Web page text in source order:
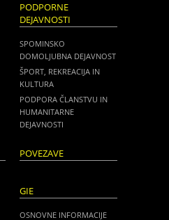
PODPORNE
DEJAVNOSTI
SPOMINSKO
DOMOLJUBNA DEJAVNOST
ŠPORT, REKREACIJA IN
KULTURA
PODPORA ČLANSTVU IN
HUMANITARNE
DEJAVNOSTI
POVEZAVE
GIE
OSNOVNE INFORMACIJE